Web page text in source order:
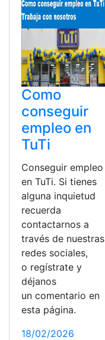
Como
conseguir
empleo en
TuTi
Conseguir empleo
en TuTi. Si tienes
alguna inquietud
recuerda
contactarnos a
través de nuestras
redes sociales,
o regístrate y
déjanos
un comentario en
esta página.
18/02/2026